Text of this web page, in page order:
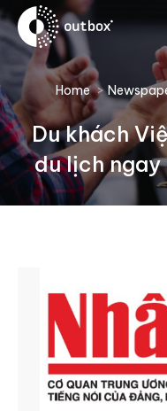
You are here:
Home
Du khách
du lịch